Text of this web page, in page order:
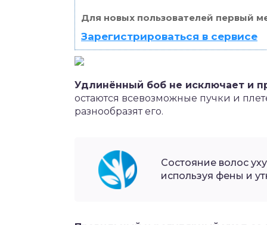
Для новых пользователей первый
Зарегистрироваться в сервисе
Удлинённый боб не исключает и
остаются всевозможные пучки и
разнообразят его.
Состояние волос
используя фены и